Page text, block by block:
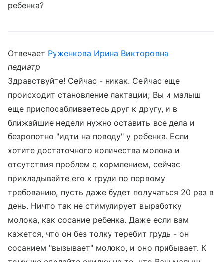
ребенка?
Отвечает Руженкова Ирина Викторовна
педиатр
Здравствуйте! Сейчас - никак. Сейчас еще
происходит становление лактации; Вы и малыш
еще приспосабливаетесь друг к другу, и в
ближайшие недели нужно оставить все дела и
безропотно "идти на поводу" у ребенка. Если
хотите достаточного количества молока и
отсутствия проблем с кормлением, сейчас
прикладывайте его к груди по первому
требованию, пусть даже будет получаться 20 раз в
день. Ничто так не стимулирует выработку
молока, как сосание ребенка. Даже если вам
кажется, что он без толку теребит грудь - он
сосанием "вызывает" молоко, и оно прибывает. К